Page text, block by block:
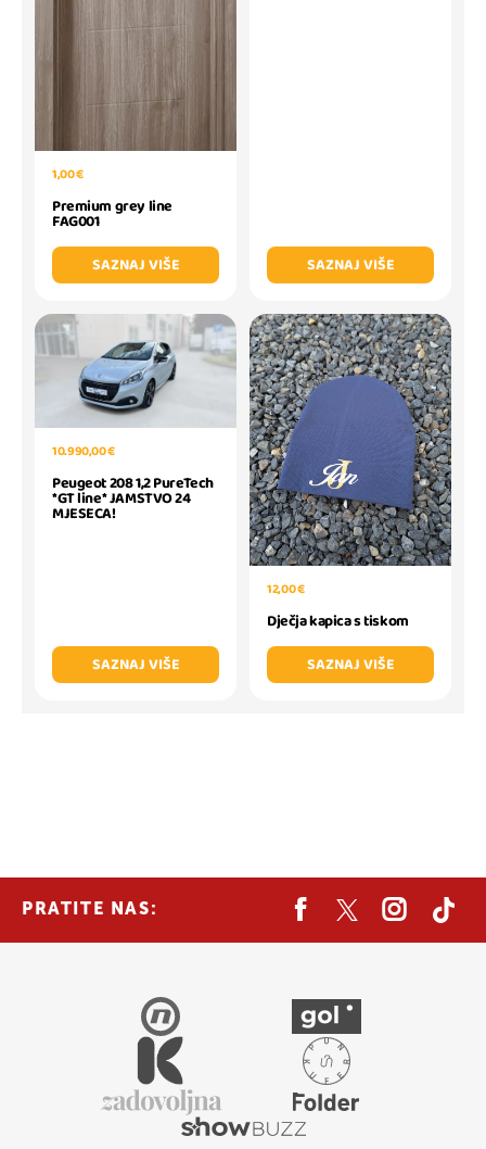
1,00 €
Premium grey line
FAG001
SAZNAJ VIŠE
SAZNAJ VIŠE
10.990,00 €
Peugeot 208 1,2 PureTech
*GT line* JAMSTVO 24
MJESECA!
SAZNAJ VIŠE
12,00 €
Dječja kapica s tiskom
SAZNAJ VIŠE
PRATITE NAS: